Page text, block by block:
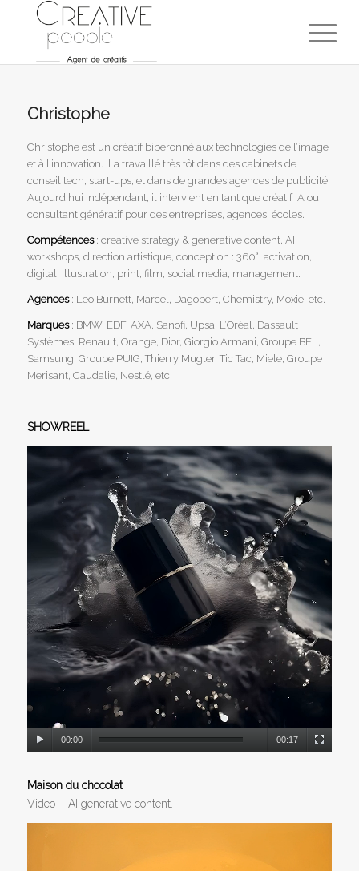
Christophe
Christophe est un créatif biberonné aux technologies de l’image
et à l’innovation. il a travaillé très tôt dans des cabinets de
conseil tech, start-ups, et dans de grandes agences de publicité.
Aujourd’hui indépendant, il intervient en tant que créatif IA ou
consultant génératif pour des entreprises, agences, écoles.
Compétences: creative strategy & generative content, AI
workshops, direction artistique, conception : 360°, activation,
digital, illustration, print, film, social media, management.
Agences: Leo Burnett, Marcel, Dagobert, Chemistry, Moxie, etc.
Marques: BMW, EDF, AXA, Sanofi, Upsa, L’Oréal, Dassault
Systèmes, Renault, Orange, Dior, Giorgio Armani, Groupe BEL,
Samsung, Groupe PUIG, Thierry Mugler, Tic Tac, Miele, Groupe
Merisant, Caudalie, Nestlé, etc.
SHOWREEL
00:00 00:17
Maison du chocolat
Video – AI generative content.